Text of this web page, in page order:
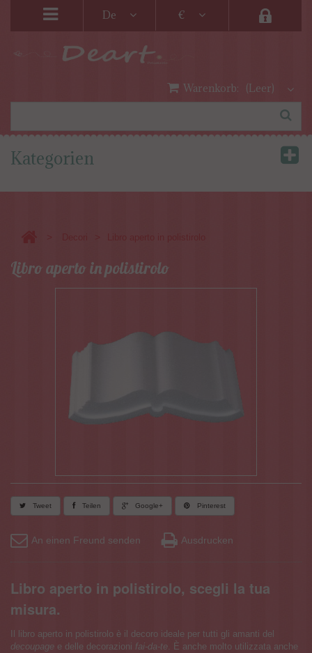
De €
Warenkorb: (Leer)
Kategorien
Libro aperto in polistirolo
Tweet Teilen Google+ Pinterest
An einen Freund senden Ausdrucken
Libro aperto in polistirolo, scegli la tua
misura.
Il libro aperto in polistirolo è il decoro ideale per tutti gli amanti del
decoupage e delle decorazioni fai-da-te . È anche molto utilizzata anche